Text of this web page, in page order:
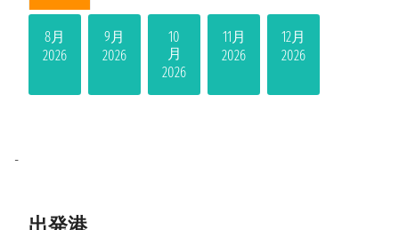
8月
2026
9月
2026
10
月
2026
11月
2026
12月
2026
出発港
-